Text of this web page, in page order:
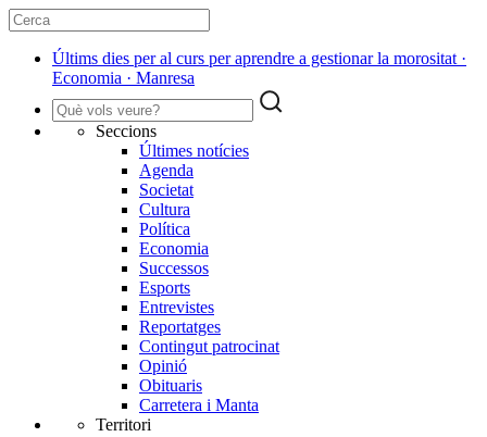
Últims dies per al curs per aprendre a gestionar la morositat ·
Economia · Manresa
Seccions
Últimes notícies
Agenda
Societat
Cultura
Política
Economia
Successos
Esports
Entrevistes
Reportatges
Contingut patrocinat
Opinió
Obituaris
Carretera i Manta
Territori